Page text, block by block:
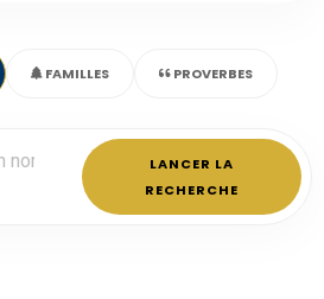
FAMILLES PROVERBES
LANCER LA
RECHERCHE